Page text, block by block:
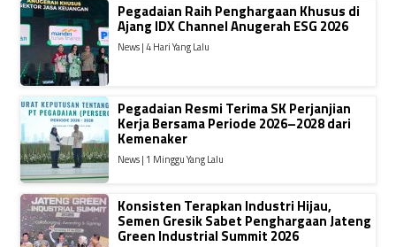
Pegadaian Raih Penghargaan Khusus di
Ajang IDX Channel Anugerah ESG 2026
News | 4 Hari Yang Lalu
Pegadaian Resmi Terima SK Perjanjian
Kerja Bersama Periode 2026–2028 dari
Kemenaker
News | 1 Minggu Yang Lalu
Konsisten Terapkan Industri Hijau,
Semen Gresik Sabet Penghargaan Jateng
Green Industrial Summit 2026